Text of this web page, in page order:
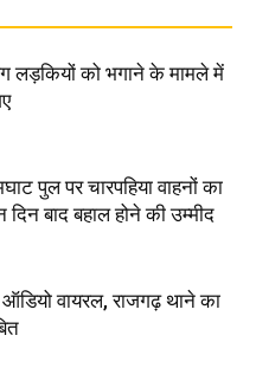
लड़कियों को भगाने के मामले में
पुल पर चारपहिया वाहनों का
बाद बहाल होने की उम्मीद
ऑडियो वायरल, राजगढ़ थाने का